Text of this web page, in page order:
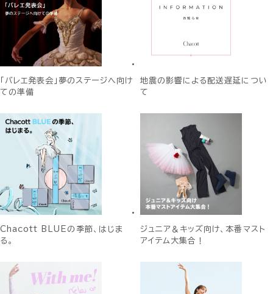
「バレエ発表会」夢のステージへ向け
ての準備
地震の影響による配送遅延につい
て
Chacott BLUEの季節、はじま
る。
ジュニア＆キッズ向け、本番マスト
アイテム大集合！